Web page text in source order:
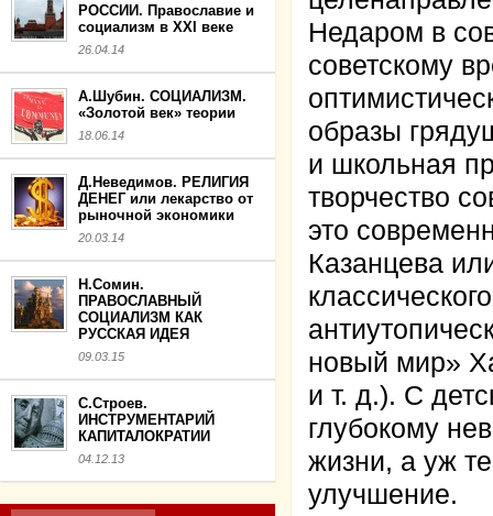
РОССИИ. Православие и
социализм в XXI веке
26.04.14
А.Шубин. СОЦИАЛИЗМ.
«Золотой век» теории
18.06.14
Д.Неведимов. РЕЛИГИЯ
ДЕНЕГ или лекарство от
рыночной экономики
20.03.14
Н.Сомин.
ПРАВОСЛАВНЫЙ
СОЦИАЛИЗМ КАК
РУССКАЯ ИДЕЯ
09.03.15
С.Строев.
ИНСТРУМЕНТАРИЙ
КАПИТАЛОКРАТИИ
04.12.13
Недаром в
советскому
образы
и школьная
творчество
это
Казанцева
новый мир»
и т. д.). С
глубокому
жизни, а уж
улучшение.